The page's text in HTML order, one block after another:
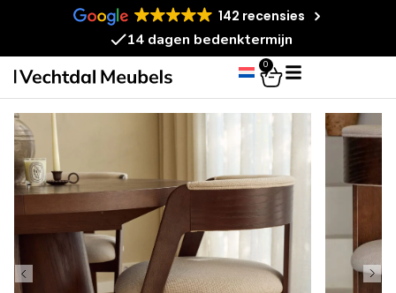
142 recensies
14 dagen bedenktermijn
0